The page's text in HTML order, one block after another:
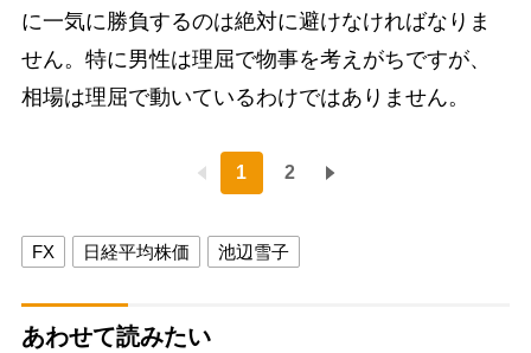
に一気に勝負するのは絶対に避けなければなりま
せん。特に男性は理屈で物事を考えがちですが、
相場は理屈で動いているわけではありません。
1 2
FX 日経平均株価 池辺雪子
あわせて読みたい